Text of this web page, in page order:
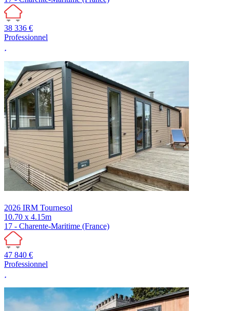
38 336 €
Professionnel
2026 IRM Tournesol
10.70 x 4.15m
17 - Charente-Maritime (France)
47 840 €
Professionnel